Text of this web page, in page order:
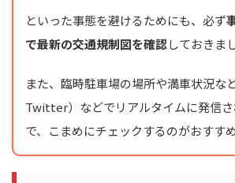
といった事態を避けるためにも、必ず
で最新の交通規制図を確認しておきま
また、臨時駐車場の場所や満車状況な
Twitter）などでリアルタイムに発信
で、こまめにチェックするのがおすすめ